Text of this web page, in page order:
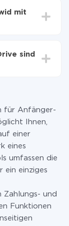
mit
unseren
übertragen
sind
für Anfänger-
Ihnen,
einer
eines
umfassen die
ein einziges
Zahlungs- und
Funktionen